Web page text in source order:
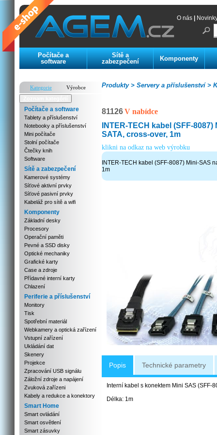
O nás
Počítače a
software
Sítě a
zabezpečení
Komponenty
Kategorie
Výrobce
Počítače a software
Tablety a příslušenství
Notebooky a příslušenství
Mini počítače
Stolní počítače
Čtečky knih
Software
Sítě a zabezpečení
Kamerové systémy
Síťové aktivní prvky
Síťové pasivní prvky
Kabeláž pro sítě a wifi
Komponenty
Základní desky
Procesory
Operační paměti
Pevné a SSD disky
Optické mechaniky
Grafické karty
Case a zdroje
Přídavné interní karty
Chlazení
Periferie a příslušenství
Monitory
Tisk
Spotřební materiál
Webkamery a optická zařízení
Vstupní zařízení
Ukládání dat
Skenery
Projekce
Zpracování USB signálu
Záložní zdroje a napájení
Zvuková zařízeni
Kabely a redukce a konektory
Smart Home
Smart ovládání
Smart osvětlení
Smart zásuvky
Servery a příslušenství >
Produkty >
81126V nabídce
INTER-TECH kabel (SFF-
SATA, cross-over, 1m
klikni na odkaz na web výrobku
INTER-TECH kabel (SFF-8087) Mini-SAS
1m
Popis Technické parametry
Interní kabel s konektem Mini SAS (SFF-
Délka: 1m